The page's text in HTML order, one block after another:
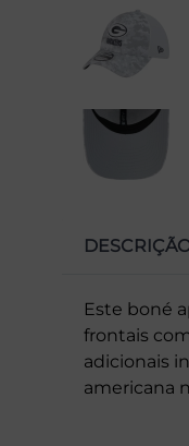
Este boné
frontais
adicionais
americana